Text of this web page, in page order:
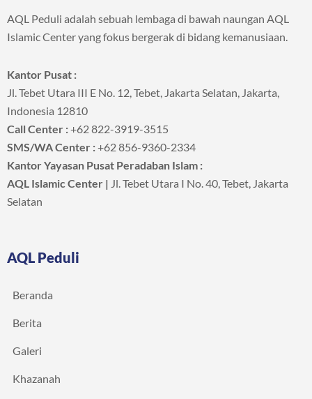
AQL Peduli adalah sebuah lembaga di bawah naungan AQL
Islamic Center yang fokus bergerak di bidang kemanusiaan.
Kantor Pusat :
Jl. Tebet Utara III E No. 12, Tebet, Jakarta Selatan, Jakarta,
Indonesia 12810
Call Center :+62 822-3919-3515
SMS/WA Center :+62 856-9360-2334
Kantor Yayasan Pusat Peradaban Islam :
AQL Islamic Center | Jl. Tebet Utara I No. 40, Tebet, Jakarta
Selatan
AQL Peduli
Beranda
Berita
Galeri
Khazanah